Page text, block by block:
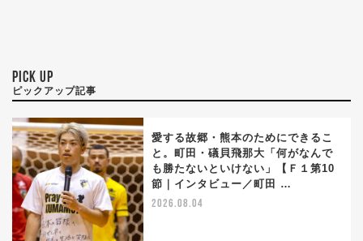
PICK UP
ピックアップ記事
愛する故郷・熊本のためにできるこ
と。町田・礒貝飛那大「何がなんで
も勝たないといけない」【Ｆ１第10
節｜インタビュー／町田 …
2026.08.04